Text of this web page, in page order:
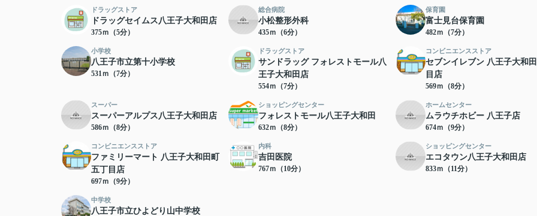
ドラッグストア
ドラッグセイムス八王子大和田店
375ｍ（5分）
総合病院
小松整形外科
435ｍ（6分）
保育園
富士見台保育園
482ｍ（7分）
小学校
八王子市立第十小学校
531ｍ（7分）
ドラッグストア
サンドラッグ フォレストモール八
王子大和田店
554ｍ（7分）
コンビニエンスストア
セブンイレブン 八王子大和
目店
569ｍ（8分）
スーパー
スーパーアルプス八王子大和田店
586ｍ（8分）
ショッピングセンター
フォレストモール八王子大和田
632ｍ（8分）
ホームセンター
ムラウチホビー 八王子店
674ｍ（9分）
コンビニエンスストア
ファミリーマート 八王子大和田町
五丁目店
697ｍ（9分）
内科
吉田医院
767ｍ（10分）
ショッピングセンター
エコタウン八王子大和田店
833ｍ（11分）
中学校
八王子市立ひよどり山中学校